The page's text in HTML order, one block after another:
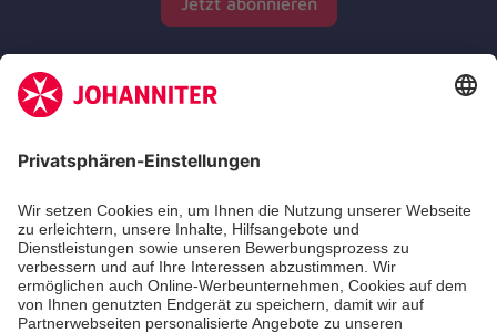
Zertifizierung der Johanniter-Unfall-Hilfe e.V.
Die Johanniter GmbH führt das Spendenzertifikat
des Deutschen Spendenrats e.V.